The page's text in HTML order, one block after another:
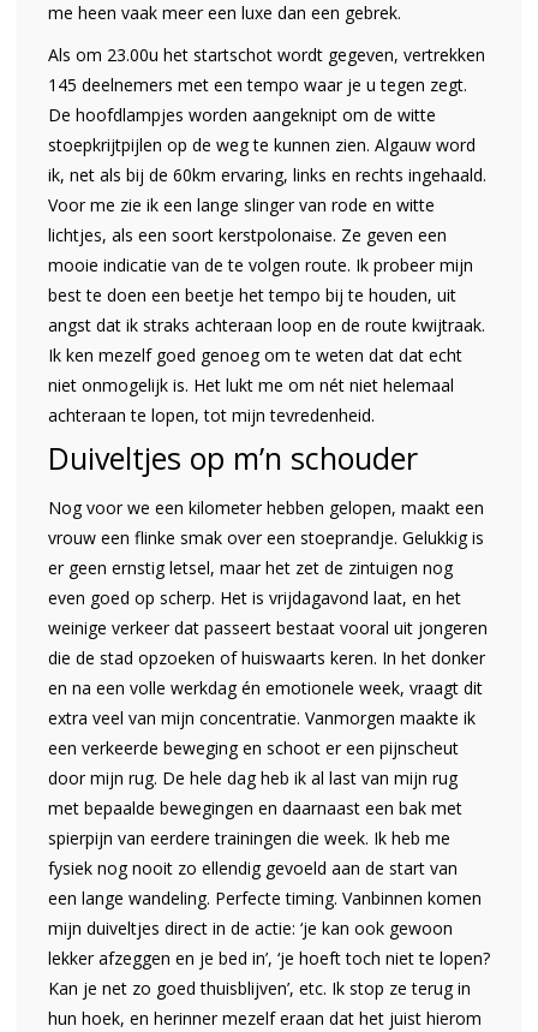
me heen vaak meer een luxe dan een gebrek.
Als om 23.00u het startschot wordt gegeven, vertrekken
145 deelnemers met een tempo waar je u tegen zegt.
De hoofdlampjes worden aangeknipt om de witte
stoepkrijtpijlen op de weg te kunnen zien. Algauw word
ik, net als bij de 60km ervaring, links en rechts ingehaald.
Voor me zie ik een lange slinger van rode en witte
lichtjes, als een soort kerstpolonaise. Ze geven een
mooie indicatie van de te volgen route. Ik probeer mijn
best te doen een beetje het tempo bij te houden, uit
angst dat ik straks achteraan loop en de route kwijtraak.
Ik ken mezelf goed genoeg om te weten dat dat echt
niet onmogelijk is. Het lukt me om nét niet helemaal
achteraan te lopen, tot mijn tevredenheid.
Duiveltjes op m’n schouder
Nog voor we een kilometer hebben gelopen, maakt een
vrouw een flinke smak over een stoeprandje. Gelukkig is
er geen ernstig letsel, maar het zet de zintuigen nog
even goed op scherp. Het is vrijdagavond laat, en het
weinige verkeer dat passeert bestaat vooral uit jongeren
die de stad opzoeken of huiswaarts keren. In het donker
en na een volle werkdag én emotionele week, vraagt dit
extra veel van mijn concentratie. Vanmorgen maakte ik
een verkeerde beweging en schoot er een pijnscheut
door mijn rug. De hele dag heb ik al last van mijn rug
met bepaalde bewegingen en daarnaast een bak met
spierpijn van eerdere trainingen die week. Ik heb me
fysiek nog nooit zo ellendig gevoeld aan de start van
een lange wandeling. Perfecte timing. Vanbinnen komen
mijn duiveltjes direct in de actie: ‘je kan ook gewoon
lekker afzeggen en je bed in’, ‘je hoeft toch niet te lopen?
Kan je net zo goed thuisblijven’, etc. Ik stop ze terug in
hun hoek, en herinner mezelf eraan dat het juist hierom